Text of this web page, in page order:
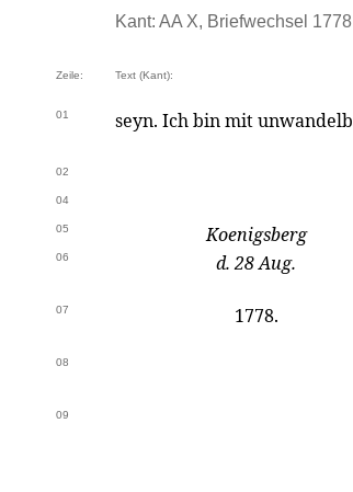
Kant: AA X, Briefwechsel 1778
Zeile: Text (Kant):
01 seyn. Ich bin mit
02
04
05 Koenigsberg
06 d. 28 Aug.
07 1778.
08
09